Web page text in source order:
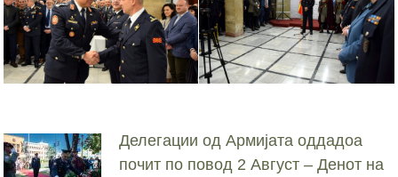
Делегации од Армијата оддадоа
почит по повод 2 Август – Денот на